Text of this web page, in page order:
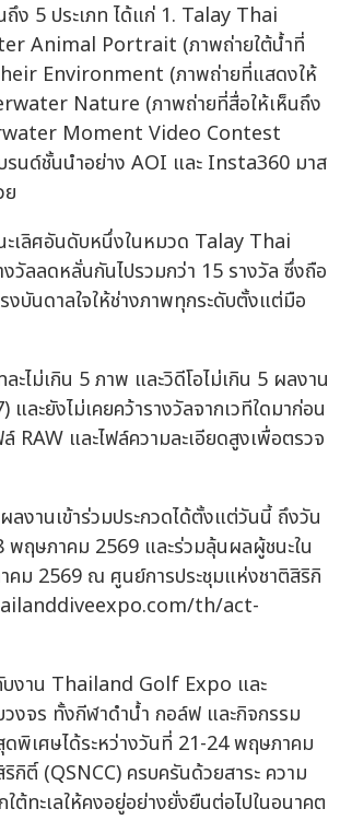
ถึง 5 ประเภท ได้แก่ 1. Talay Thai
Animal Portrait (ภาพถ่ายใต้น้ำที่
Environment (ภาพถ่ายที่แสดงให้
Nature (ภาพถ่ายที่สื่อให้เห็นถึง
Moment Video Contest
รนด์ชั้นนำอย่าง AOI และ Insta360 มาส
ะเลิศอันดับหนึ่งในหมวด Talay Thai
วัลลดหลั่นกันไปรวมกว่า 15 รางวัล ซึ่งถือ
บันดาลใจให้ช่างภาพทุกระดับตั้งแต่มือ
ะไม่เกิน 5 ภาพ และวิดีโอไม่เกิน 5 ผลงาน
ละยังไม่เคยคว้ารางวัลจากเวทีใดมาก่อน
RAW และไฟล์ความละเอียดสูงเพื่อตรวจ
งานเข้าร่วมประกวดได้ตั้งแต่วันนี้ ถึงวัน
พฤษภาคม 2569 และร่วมลุ้นผลผู้ชนะใน
ม 2569 ณ ศูนย์การประชุมแห่งชาติสิริกิ
th/act-
งาน Thailand Golf Expo และ
งจร ทั้งกีฬาดำน้ำ กอล์ฟ และกิจกรรม
ดพิเศษได้ระหว่างวันที่ 21-24 พฤษภาคม
ติ์ (QSNCC) ครบครันด้วยสาระ ความ
ทะเลให้คงอยู่อย่างยั่งยืนต่อไปในอนาคต